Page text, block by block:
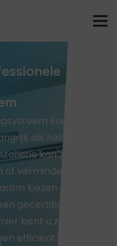
koopt, is
als het
kan zorgen
of verminderde
kiezen steeds
gecertificeerd
bent u zeker
efficiënt